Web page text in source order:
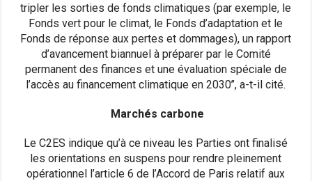
tripler les sorties de fonds climatiques (par exemple, le
Fonds vert pour le climat, le Fonds d’adaptation et le
Fonds de réponse aux pertes et dommages), un rapport
d’avancement biannuel à préparer par le Comité
permanent des finances et une évaluation spéciale de
l’accès au financement climatique en 2030’’, a-t-il cité.
Marchés carbone
Le C2ES indique qu’à ce niveau les Parties ont finalisé
les orientations en suspens pour rendre pleinement
opérationnel l’article 6 de l’Accord de Paris relatif aux